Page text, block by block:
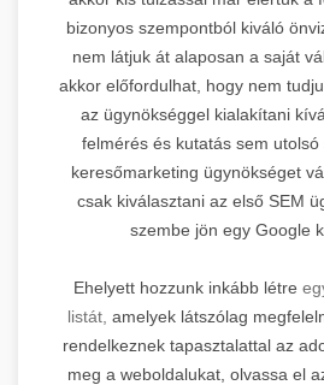
bizonyos szempontból kiváló
nem látjuk át alaposan a saját
akkor előfordulhat, hogy nem
az ügynökséggel kialakítani
felmérés és kutatás sem
keresőmarketing ügynökséget
csak kiválasztani az első SEM
szembe jön egy Google
Ehelyett hozzunk inkább létre
listát, amelyek látszólag
rendelkeznek tapasztalattal az
meg a weboldalukat, olvassa el